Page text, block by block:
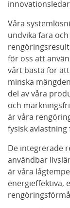
Våra
undvika fara
för oss att
vårt bästa för
minska
del av våra
och
är våra
fysisk
De integrerade
användbar
är våra
energieffektiva,